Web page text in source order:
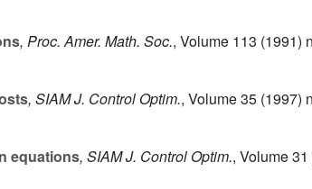
, Proc. Amer. Math. Soc., Volume 113 (1991)
, SIAM J. Control Optim., Volume 35 (1997)
equations, SIAM J. Control Optim., Volume 31